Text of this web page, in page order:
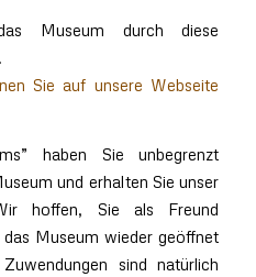
Museum durch diese
Sie auf unsere Webseite
haben Sie unbegrenzt
und erhalten Sie unser
hoffen, Sie als Freund
Museum wieder geöffnet
sind natürlich